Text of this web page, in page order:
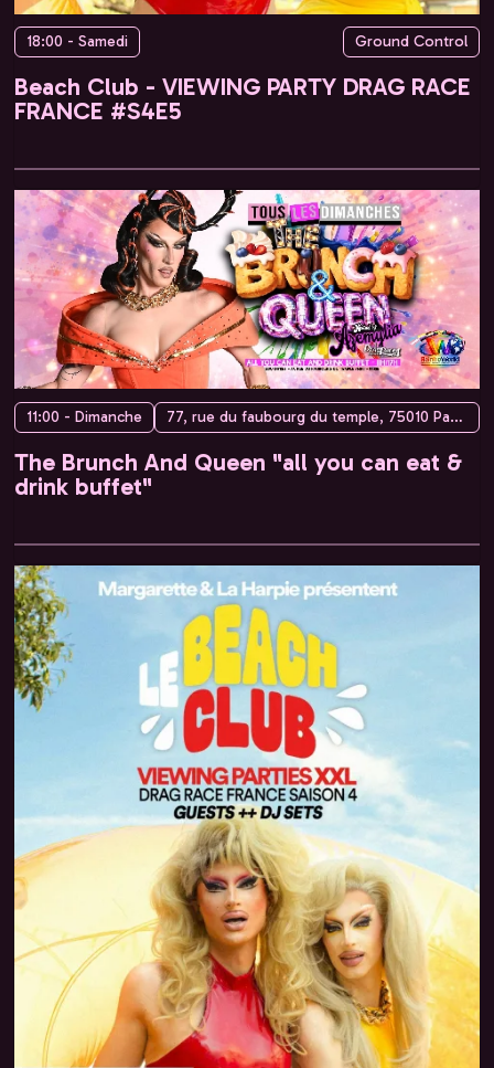
18:00 - Samedi Ground Control
Beach Club - VIEWING PARTY DRAG RACE
FRANCE #S4E5
11:00 - Dimanche 77, rue du faubourg du temple, 75010 Paris, France
The Brunch And Queen "all you can eat &
drink buffet"